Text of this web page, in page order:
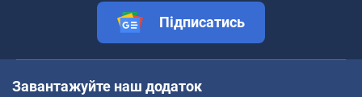
Підписатись
Завантажуйте наш додаток